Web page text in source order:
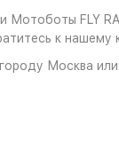
Мотоботы FLY
к нашему
Москва